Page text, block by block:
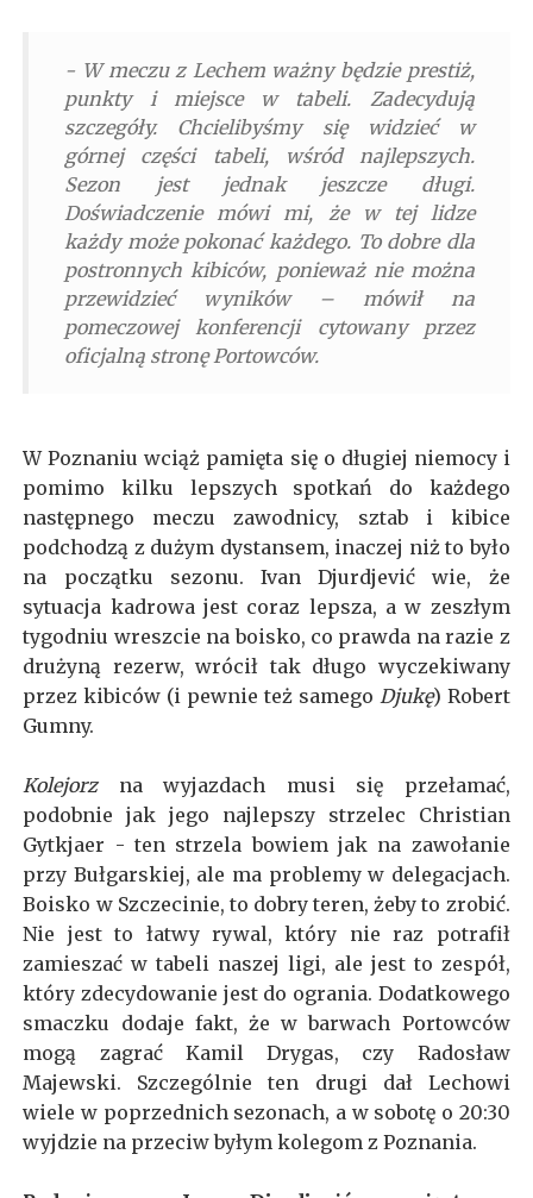
- W meczu z Lechem ważny będzie prestiż,
punkty i miejsce w tabeli. Zadecydują
szczegóły. Chcielibyśmy się widzieć w
górnej części tabeli, wśród najlepszych.
Sezon jest jednak jeszcze długi.
Doświadczenie mówi mi, że w tej lidze
każdy może pokonać każdego. To dobre dla
postronnych kibiców, ponieważ nie można
przewidzieć wyników – mówił na
pomeczowej konferencji cytowany przez
oficjalną stronę Portowców.
W Poznaniu wciąż pamięta się o długiej niemocy i
pomimo kilku lepszych spotkań do każdego
następnego meczu zawodnicy, sztab i kibice
podchodzą z dużym dystansem, inaczej niż to było
na początku sezonu. Ivan Djurdjević wie, że
sytuacja kadrowa jest coraz lepsza, a w zeszłym
tygodniu wreszcie na boisko, co prawda na razie z
drużyną rezerw, wrócił tak długo wyczekiwany
przez kibiców (i pewnie też samego Djukę) Robert
Gumny.
Kolejorz na wyjazdach musi się przełamać,
podobnie jak jego najlepszy strzelec Christian
Gytkjaer - ten strzela bowiem jak na zawołanie
przy Bułgarskiej, ale ma problemy w delegacjach.
Boisko w Szczecinie, to dobry teren, żeby to zrobić.
Nie jest to łatwy rywal, który nie raz potrafił
zamieszać w tabeli naszej ligi, ale jest to zespół,
który zdecydowanie jest do ogrania. Dodatkowego
smaczku dodaje fakt, że w barwach Portowców
mogą zagrać Kamil Drygas, czy Radosław
Majewski. Szczególnie ten drugi dał Lechowi
wiele w poprzednich sezonach, a w sobotę o 20:30
wyjdzie na przeciw byłym kolegom z Poznania.